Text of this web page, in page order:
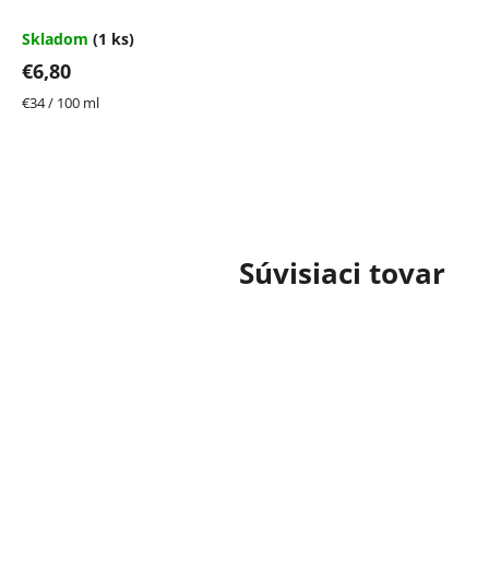
Súvisiaci tovar
Skladom (1 ks)
€6,80
Jednotková
€34 / 100 ml